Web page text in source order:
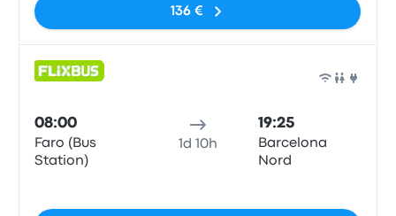
136 €
08:00
Faro (Bus
Station)
1d 10h
19:25
Barcelona
Nord